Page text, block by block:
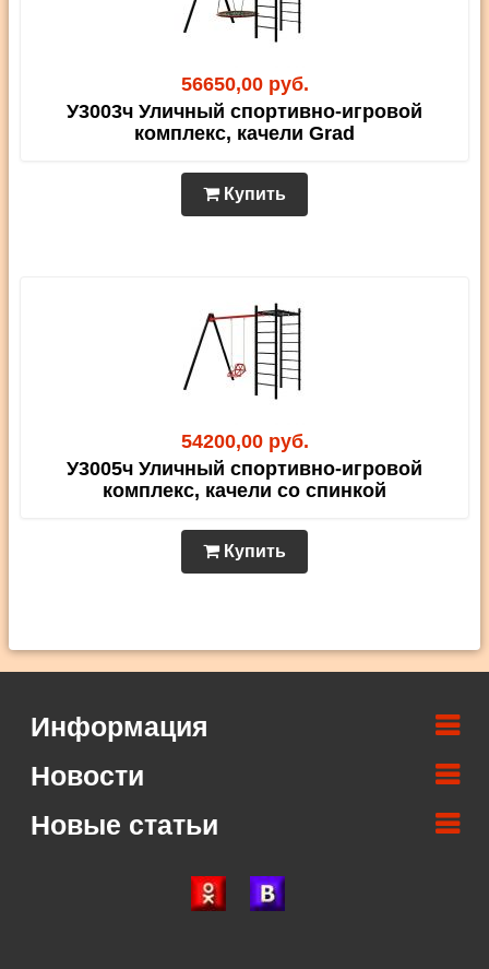
56650,00 руб.
У3003ч Уличный спортивно-игровой
комплекс, качели Grad
Купить
54200,00 руб.
У3005ч Уличный спортивно-игровой
комплекс, качели со спинкой
Купить
Информация
Новости
Новые статьи